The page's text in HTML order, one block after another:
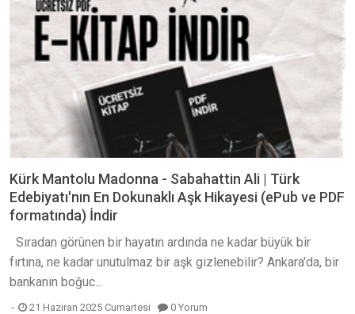
Kürk Mantolu Madonna - Sabahattin Ali | Türk
Edebiyatı'nın En Dokunaklı Aşk Hikayesi (ePub ve PDF
formatında) İndir
Sıradan görünen bir hayatın ardında ne kadar büyük bir
fırtına, ne kadar unutulmaz bir aşk gizlenebilir? Ankara'da, bir
bankanın boğuc...
21 Haziran 2025 Cumartesi 0 Yorum